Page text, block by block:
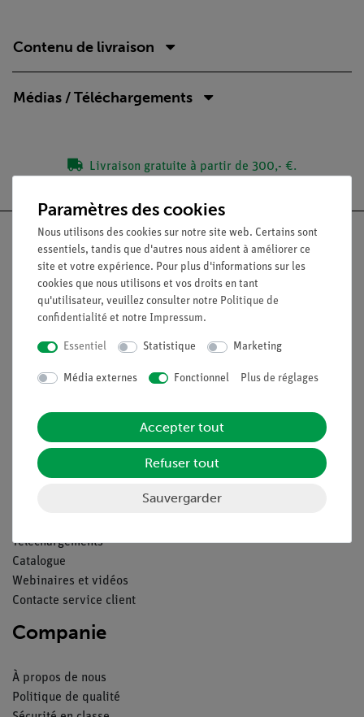
Contenu de livraison
Médias / Téléchargements
Livraison gratuite à partir de 300,- €.
Nach oben
Légal
Contact
Déclaration de confidentialité
Mentions légales
Service
Téléchargements
Catalogue
Webinaires et vidéos
Contacte service client
Companie
À propos de nous
Politique de qualité
Paramètres des cookies
Nous utilisons des cookies sur notre site web. Certains sont
essentiels, tandis que d'autres nous aident à améliorer ce
site et votre expérience. Pour plus d'informations sur les
cookies que nous utilisons et vos droits en tant
qu'utilisateur, veuillez consulter notre Politique de
confidentialité et notre Impressum.
Essentiel Statistique Marketing
Média externes Fonctionnel Plus de réglages
Accepter tout
Refuser tout
Sauvergarder